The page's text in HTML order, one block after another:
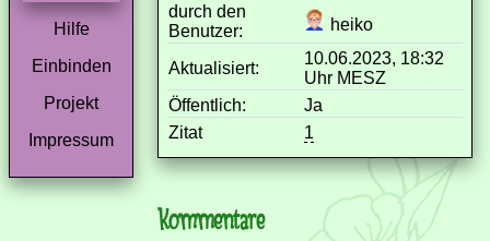
Hilfe
Einbinden
Projekt
Impressum
durch den
Benutzer:
heiko
Aktualisiert:
10.06.2023, 18:32
Uhr MESZ
Öffentlich:
Ja
Zitat
1
Kommentare